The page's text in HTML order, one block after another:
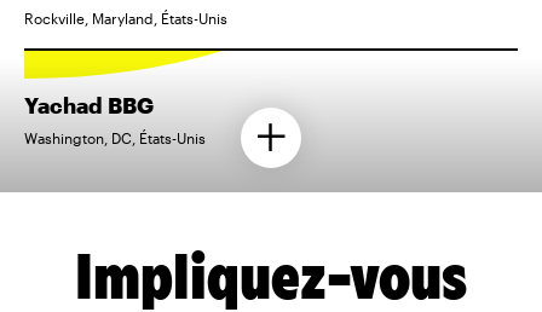
Rockville, Maryland, États-Unis
Yachad BBG
Washington, DC, États-Unis
Impliquez-vous